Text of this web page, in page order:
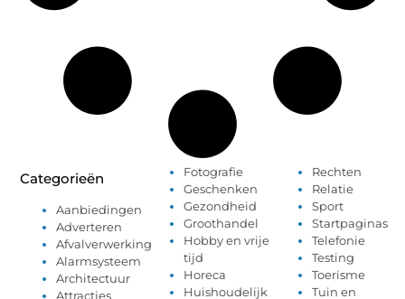
Categorieën
Aanbiedingen
Adverteren
Afvalverwerking
Alarmsysteem
Architectuur
Attracties
Fotografie
Geschenken
Gezondheid
Groothandel
Hobby en vrije
tijd
Horeca
Huishoudelijk
Rechten
Relatie
Sport
Startpaginas
Telefonie
Testing
Toerisme
Tuin en